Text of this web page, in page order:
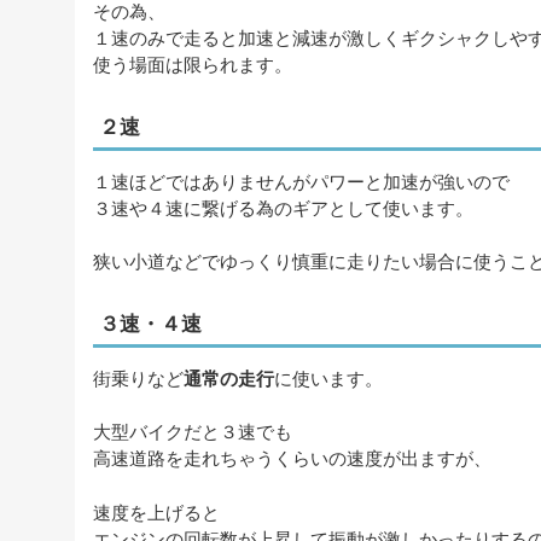
その為、
１速のみで走ると加速と減速が激しくギクシャクしや
使う場面は限られます。
２速
１速ほどではありませんがパワーと加速が強いので
３速や４速に繋げる為のギアとして使います。
狭い小道などでゆっくり慎重に走りたい場合に使うこ
３速・４速
街乗りなど通常の走行に使います。
大型バイクだと３速でも
高速道路を走れちゃうくらいの速度が出ますが、
速度を上げると